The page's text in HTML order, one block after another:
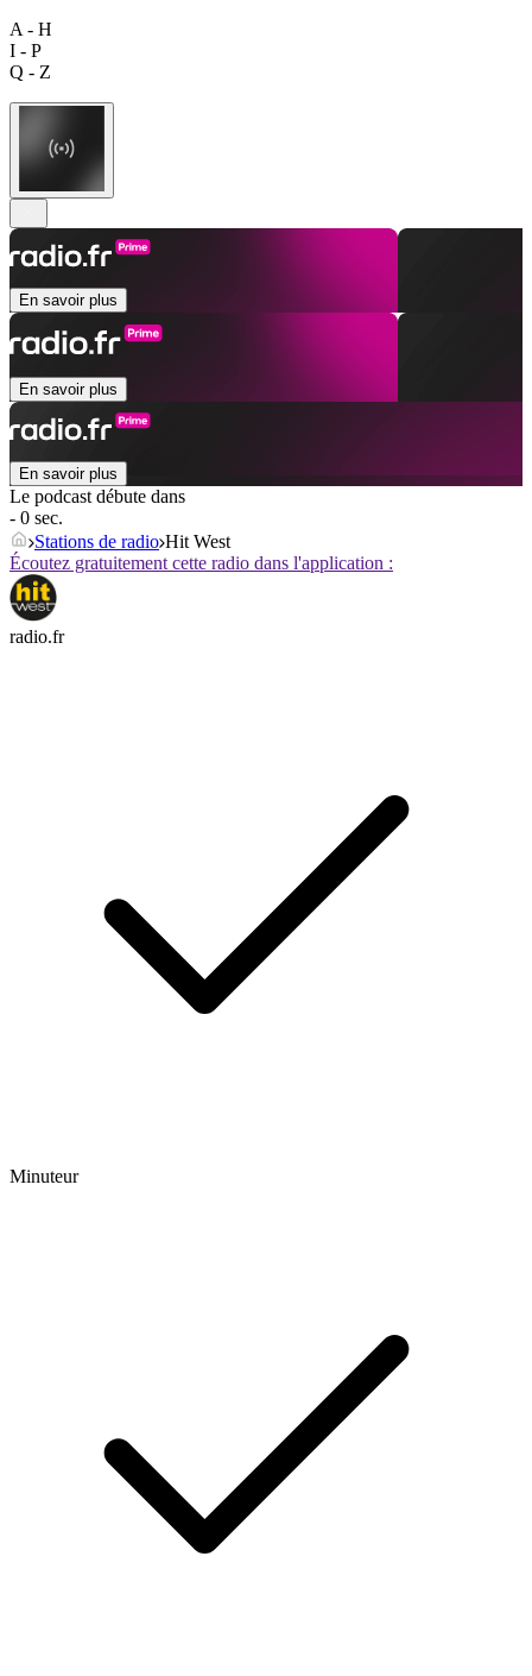
A - H
I - P
Q - Z
En savoir plus
En savoir plus
En savoir plus
Le podcast débute dans
- 0 sec.
Stations de radio Hit West
Écoutez gratuitement cette radio dans l'application :
radio.fr
Minuteur